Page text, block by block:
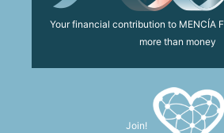
Your financial contribution to MENCÍA
more than money
Join!